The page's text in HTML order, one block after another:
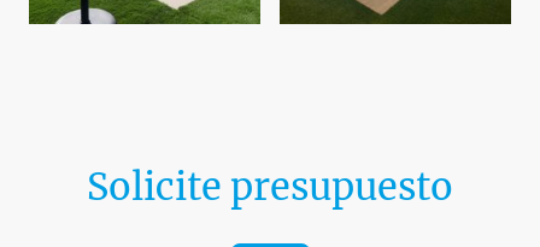
Solicite presupuesto